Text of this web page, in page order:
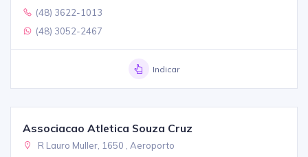
(48) 3622-1013
(48) 3052-2467
Indicar
Associacao Atletica Souza Cruz
R Lauro Muller, 1650 , Aeroporto